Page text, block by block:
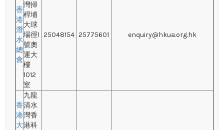
香
港
潛
水
總
會
灣掃
桿埔
大球
場徑1
號奧
運大
樓
1012
室
25048154 25775601 enquiry@hkua.org.hk
香
港
大
九龍
清水
灣香
港科